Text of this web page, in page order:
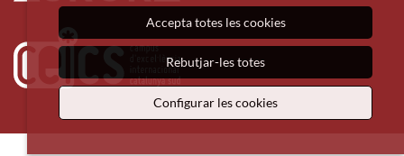
Accepta totes les cookies
Rebutjar-les totes
Configurar les cookies